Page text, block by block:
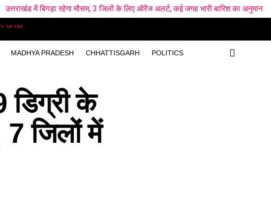
MADHYA PRADESH CHHATTISGARH POLITICS
रहेगा मौसम, 3 जिलों के लिए ऑरेंज अलर्ट, कई जगह भारी बारिश का अनुमान LNS vs
डिग्री के
जिलों में